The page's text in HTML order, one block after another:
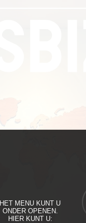
HET MENU KUNT U
ONDER OPENEN.
HIER KUNT U: